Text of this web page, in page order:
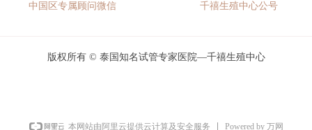
中国区专属顾问微信
千禧生殖中心公号
版权所有 © 泰国知名试管专家医院—千禧生殖中心
本网站由阿里云提供云计算及安全服务 Powered by 万网